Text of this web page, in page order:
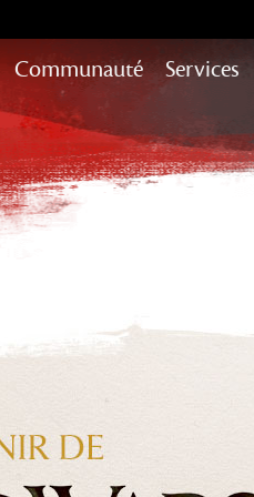
Communauté Services